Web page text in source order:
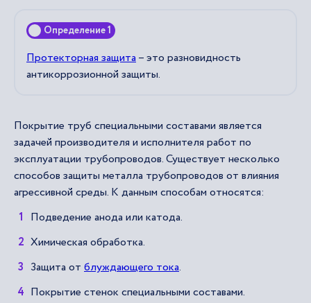
Определение 1
Протекторная защита– это разновидность
антикоррозионной защиты.
Покрытие труб специальными составами является
задачей производителя и исполнителя работ по
эксплуатации трубопроводов. Существует несколько
способов защиты металла трубопроводов от влияния
агрессивной среды. К данным способам относятся:
Подведение анода или катода.
Химическая обработка.
3ащита от блуждающего тока.
Покрытие стенок специальными составами.